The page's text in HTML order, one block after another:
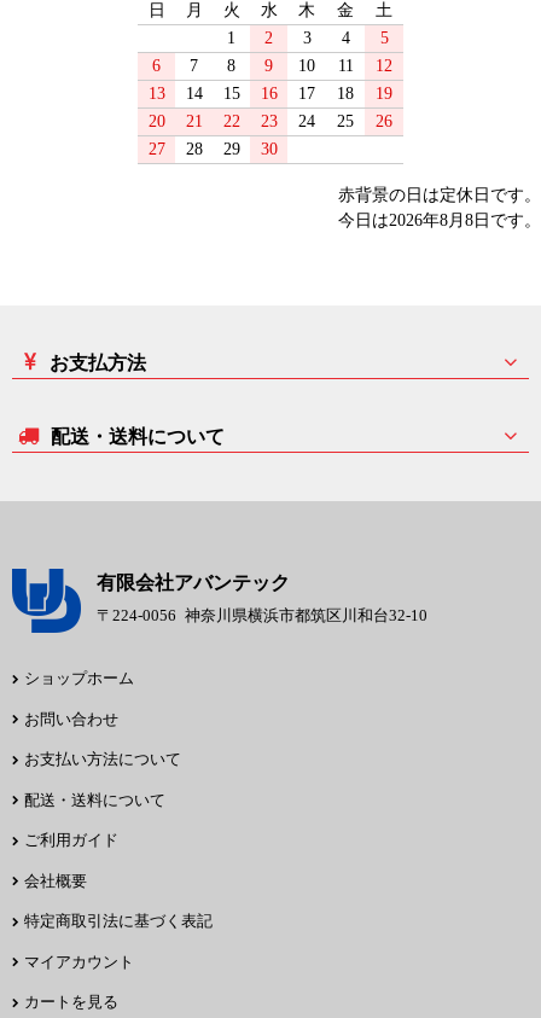
日
月 火 水 木 金
土
1
2 3 4
5
6
7 8 9 10 11
12
13
14 15 16 17 18
19
20
21 22 23 24 25
26
27
28 29 30
赤背景の日は定休日です。
今日は2026年8月8日です。
お支払方法
配送・送料について
有限会社アバンテック
〒224-0056 神奈川県横浜市都筑区川和台32-10
ショップホーム
お問い合わせ
お支払い方法について
配送・送料について
ご利用ガイド
会社概要
特定商取引法に基づく表記
マイアカウント
カートを見る